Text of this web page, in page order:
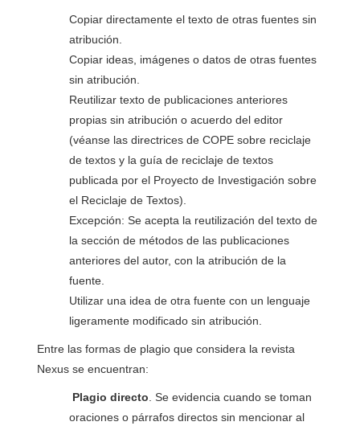
Copiar directamente el texto de otras fuentes sin
atribución.
Copiar ideas, imágenes o datos de otras fuentes
sin atribución.
Reutilizar texto de publicaciones anteriores
propias sin atribución o acuerdo del editor
(véanse las directrices de COPE sobre reciclaje
de textos y la guía de reciclaje de textos
publicada por el Proyecto de Investigación sobre
el Reciclaje de Textos).
Excepción: Se acepta la reutilización del texto de
la sección de métodos de las publicaciones
anteriores del autor, con la atribución de la
fuente.
Utilizar una idea de otra fuente con un lenguaje
ligeramente modificado sin atribución.
Entre las formas de plagio que considera la revista
Nexus se encuentran:
Plagio directo . Se evidencia cuando se toman
oraciones o párrafos directos sin mencionar al